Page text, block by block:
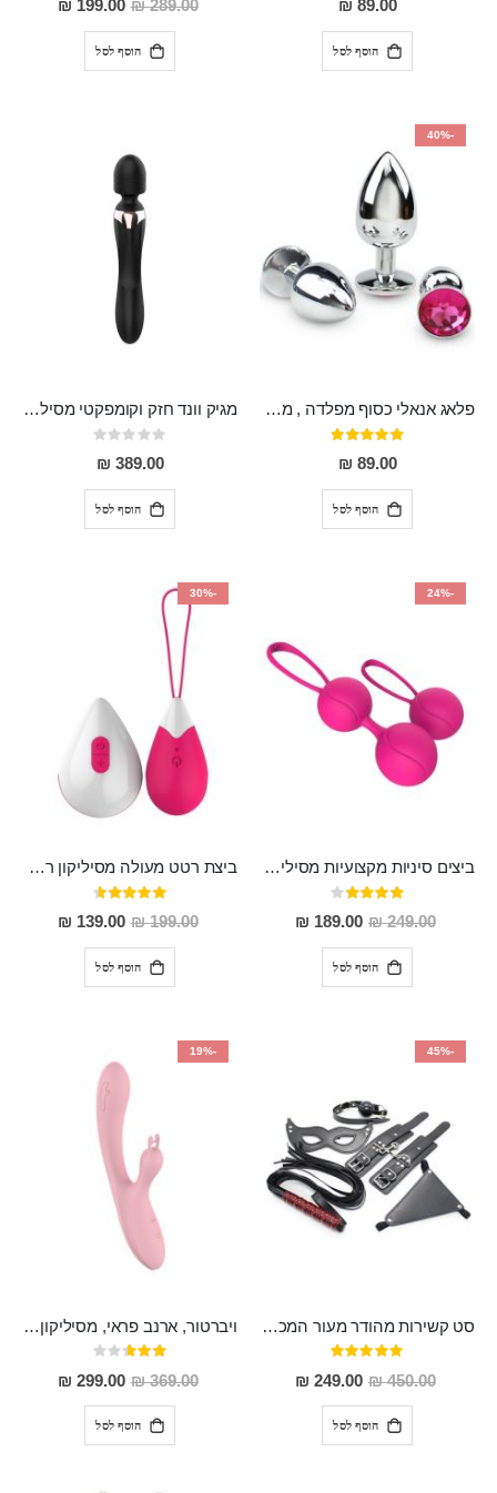
89.00 ₪
הוסף לסל
289.00 ₪
מבצע
199.00 ₪
הוסף לסל
-40%
פלאג אנאלי כסוף מפלדה , מתאים ללבישה מתחת לבגדים, בגודל 7.3 על 2.8 ס"מ
דירוג:
97%
89.00 ₪
הוסף לסל
מגיק וונד חזק וקומפקטי מסיליקון רפואי בעל 20 מצבי רטט , שקט ועמיד למים MASSA
Rating:
0%
389.00 ₪
הוסף לסל
-24%
ביצים סיניות מקצועיות מסיליקון רפואי "Joel"
דירוג:
80%
249.00 ₪
מחיר
מבצע
189.00 ₪
הוסף לסל
-30%
ביצת רטט מעולה מסיליקון רפואי , נטענת מעולה לחיזוק שרירי האגן והנאה AINE
דירוג:
91%
199.00 ₪
מחיר
מבצע
139.00 ₪
הוסף לסל
-45%
סט קשירות מהודר מעור המכיל 5 חלקים "Ariki"
דירוג:
100%
450.00 ₪
מחיר
מבצע
249.00 ₪
הוסף לסל
-19%
ויברטור, ארנב פראי, מסיליקון רפואי 10 מצבי רטט, נטען
דירוג:
53%
369.00 ₪
מחיר
מבצע
299.00 ₪
הוסף לסל